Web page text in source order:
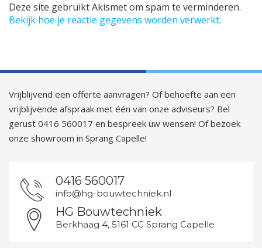
Deze site gebruikt Akismet om spam te verminderen.
Bekijk hoe je reactie gegevens worden verwerkt.
Vrijblijvend een offerte aanvragen? Of behoefte aan een
vrijblijvende afspraak met één van onze adviseurs? Bel
gerust 0416 560017 en bespreek uw wensen! Of bezoek
onze showroom in Sprang Capelle!
0416 560017
info@hg-bouwtechniek.nl
HG Bouwtechniek
Berkhaag 4, 5161 CC Sprang Capelle